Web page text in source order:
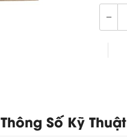
Thông Số Kỹ Thuật